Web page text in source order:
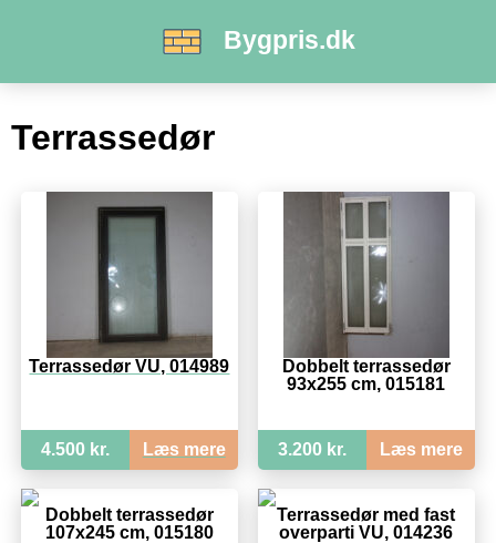
Bygpris.dk
Terrassedør
Terrassedør VU, 014989
4.500 kr. Læs mere
Dobbelt terrassedør
93x255 cm, 015181
3.200 kr. Læs mere
Dobbelt terrassedør
107x245 cm, 015180
Terrassedør med fast
overparti VU, 014236